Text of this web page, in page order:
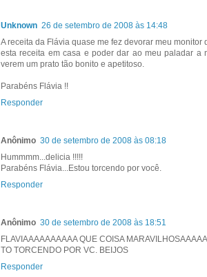
Unknown 26 de setembro de 2008 às 14:48
A receita da Flávia quase me fez devorar meu
esta receita em casa e poder dar ao meu paladar a
verem um prato tão bonito e apetitoso.
Parabéns Flávia !!
Responder
Anônimo 30 de setembro de 2008 às 08:18
Hummmm...delicia !!!!!
Parabéns Flávia...Estou torcendo por você.
Responder
Anônimo 30 de setembro de 2008 às 18:51
FLAVIAAAAAAAAAA QUE COISA
TO TORCENDO POR VC. BEIJOS
Responder